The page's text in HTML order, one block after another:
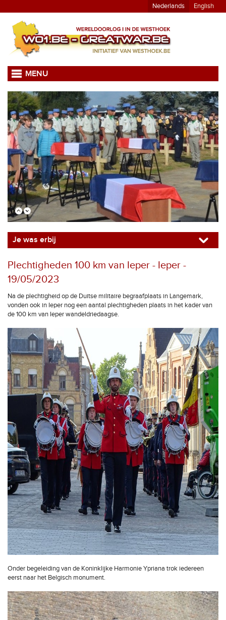
Nederlands English
MENU
Je was erbij
Plechtigheden 100 km van Ieper - Ieper -
19/05/2023
Na de plechtigheid op de Duitse militaire begraafplaats in Langemark,
vonden ook in Ieper nog een aantal plechtigheden plaats in het kader van
de 100 km van Ieper wandeldriedaagse.
Onder begeleiding van de Koninklijke Harmonie Ypriana trok iedereen
eerst naar het Belgisch monument.